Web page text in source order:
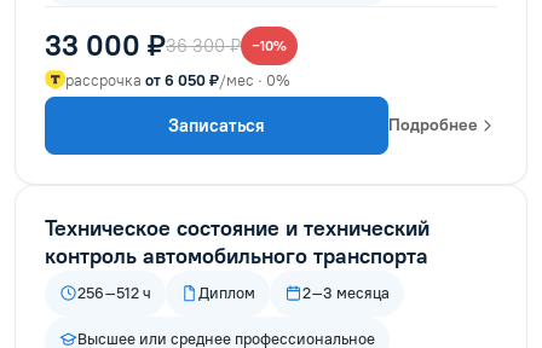
33 000 ₽36 300 ₽ −10%
рассрочка от 6 050 ₽/мес · 0%
Записаться Подробнее
Техническое состояние и технический
контроль автомобильного транспорта
256–512 ч Диплом 2–3 месяца
Высшее или среднее профессиональное